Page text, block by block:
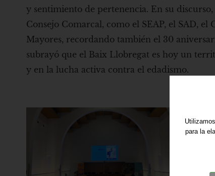
y sentimiento de pertenencia. En su
Consejo Comarcal, como el SEAP, el SAD, el
Mayores, recordando también el 30
subrayó que el Baix Llobregat es hoy un
y en la lucha activa contra el edadismo.
para la